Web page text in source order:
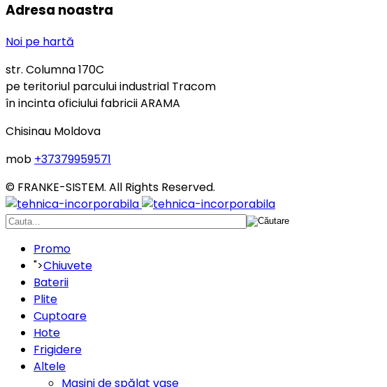
Adresa noastra
Noi pe hartă
str. Columna 170C
pe teritoriul parcului industrial Tracom
în incinta oficiului fabricii ARAMA
Chisinau Moldova
mob +37379959571
© FRANKE-SISTEM. All Rights Reserved.
Promo
">Chiuvete
Baterii
Plite
Cuptoare
Hote
Frigidere
Altele
Maşini de spălat vase